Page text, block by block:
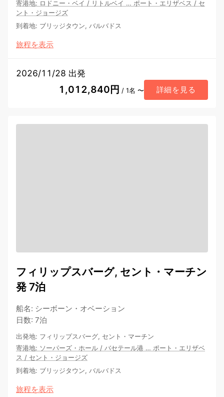
寄港地: ロドニー・ベイ / リトルベイ … ポート・エリザベス / セ
ント・ジョージズ
到着地: ブリッジタウン, バルバドス
旅程を表示
2026/11/28 出発
1,012,840円 / 1名 〜 詳細を見る
フィリップスバーグ, セント・マーチン
発 7泊
船名: シーボーン・オベーション
日数: 7泊
出発地: フィリップスバーグ, セント・マーチン
寄港地: ソーパーズ・ホール / バセテール港 … ポート・エリザベ
ス / セント・ジョージズ
到着地: ブリッジタウン, バルバドス
旅程を表示